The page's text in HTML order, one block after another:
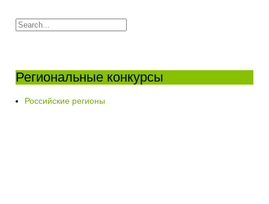
Региональные конкурсы
Российские регионы